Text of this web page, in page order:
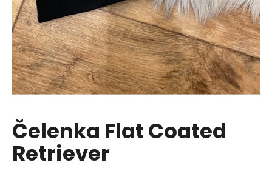
Čelenka Flat Coated
Retriever
a
j
í
t
?
HLEDAT